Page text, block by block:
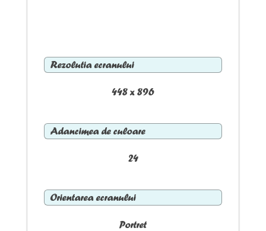
Rezolutia ecranului
448 x 896
Adancimea de culoare
24
Orientarea ecranului
Portret